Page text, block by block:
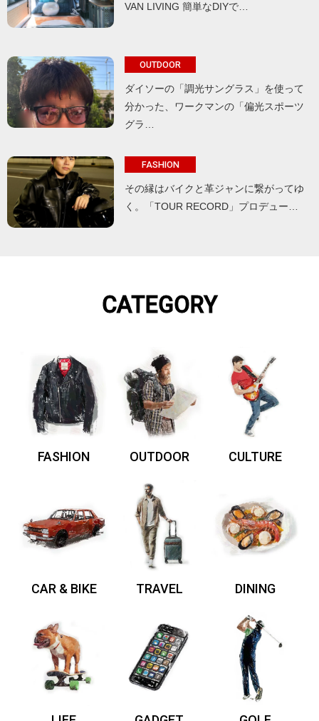
VAN LIVING 簡単なDIYで…
OUTDOOR
ダイソーの「調光サングラス」を使って
分かった、ワークマンの「偏光スポーツ
グラ…
FASHION
その縁はバイクと革ジャンに繋がってゆ
く。「TOUR RECORD」プロデュー…
CATEGORY
FASHION OUTDOOR CULTURE
CAR & BIKE TRAVEL DINING